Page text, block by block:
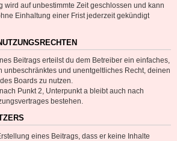
wird auf unbestimmte Zeit geschlossen und kann
Einhaltung einer Frist jederzeit gekündigt
Beitrags erteilst du dem Betreiber ein einfaches,
unbeschränktes und unentgeltliches Recht, deinen
Boards zu nutzen.
Punkt 2, Unterpunkt a bleibt auch nach
bestehen.
eines Beitrags, dass er keine Inhalte